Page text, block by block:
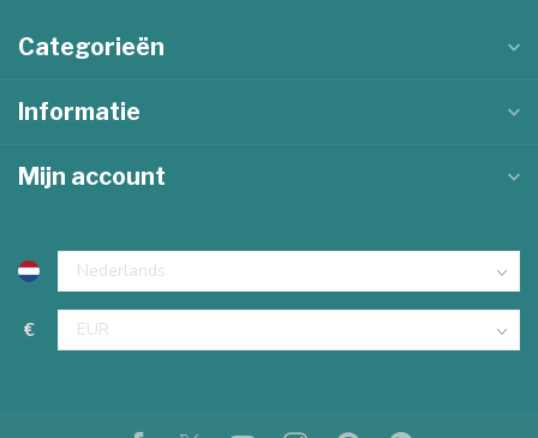
Categorieën
Informatie
Mijn account
€